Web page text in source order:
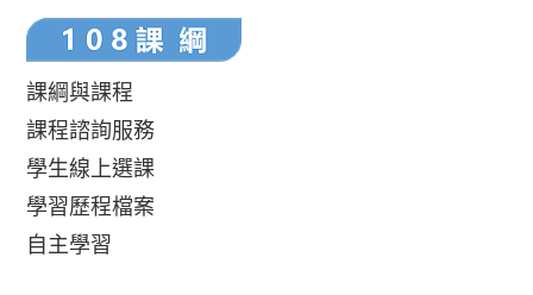
課綱與課程
課程諮詢服務
學生線上選課
學習歷程檔案
自主學習